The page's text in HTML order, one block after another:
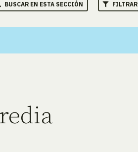
BUSCAR EN ESTA SECCIÓN FILTRAR